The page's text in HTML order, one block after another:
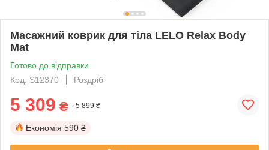
Масажний коврик для тіла LELO Relax Body
Mat
Готово до відправки
Код: S12370
Роздріб
5 309 ₴ 5 899 ₴
Економія 590 ₴